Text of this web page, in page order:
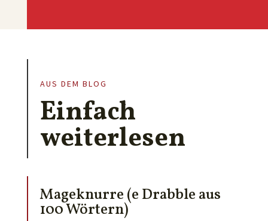
AUS DEM BLOG
Einfach
weiterlesen
Mageknurre (e Drabble aus
100 Wörtern)